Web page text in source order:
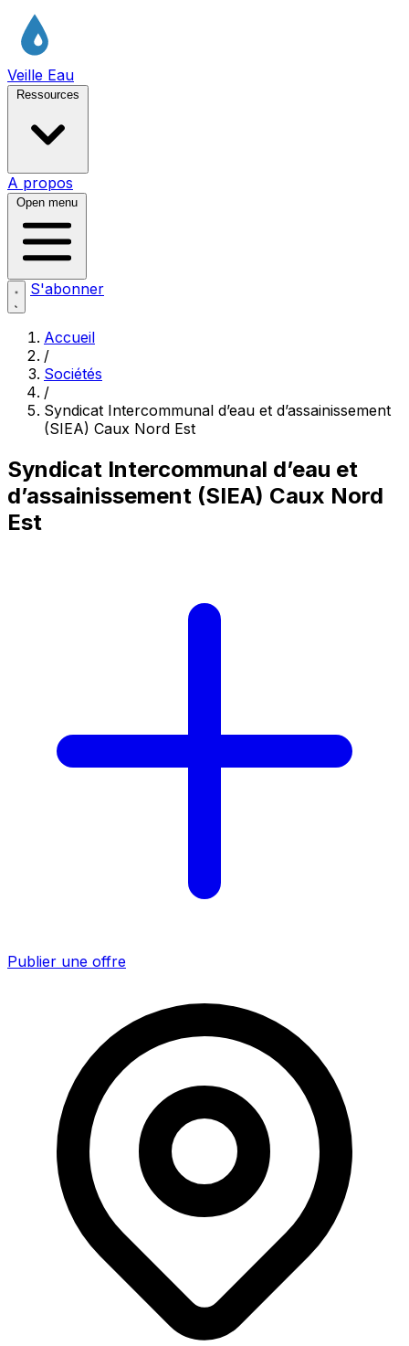
Veille Eau
Ressources
A propos
Open menu
S'abonner
Accueil
/
Sociétés
/
Syndicat Intercommunal d’eau et d’assainissement
(SIEA) Caux Nord Est
Syndicat Intercommunal d’eau et
d’assainissement (SIEA) Caux Nord
Est
Publier une offre